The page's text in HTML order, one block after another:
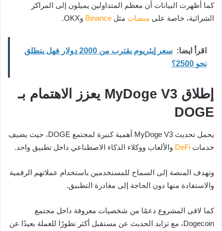
كما أظهرت البيانات أن معظم المتداولين يميلون إلى المراكز
الشرائية، خاصة على منصات مثل Binance وOKX.
اقرأ ايضا:
سعر إيثريوم يقترب من 2000 دولار فهل ينطلق
نحو 2500؟
إطلاق MyDoge V3 يعزز الاهتمام بـ
DOGE
يحمل تحديث MyDoge V3 أهمية كبيرة لمجتمع DOGE، حيث يضيف
خدمات DeFi والألعاب ووكلاء الذكاء الاصطناعي داخل تطبيق واحد.
وتهدف المنصة إلى السماح للمستخدمين باستخدام عملاتهم الرقمية
والاستفادة منها دون الحاجة إلى مغادرة التطبيق.
كما لاقى المشروع دعمًا من شخصيات معروفة داخل مجتمع
Dogecoin، مع تزايد الحديث عن مستقبل أكثر تطورًا للعملة بعيدًا عن